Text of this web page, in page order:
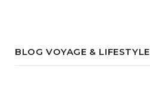
BLOG VOYAGE & LIFESTYLE